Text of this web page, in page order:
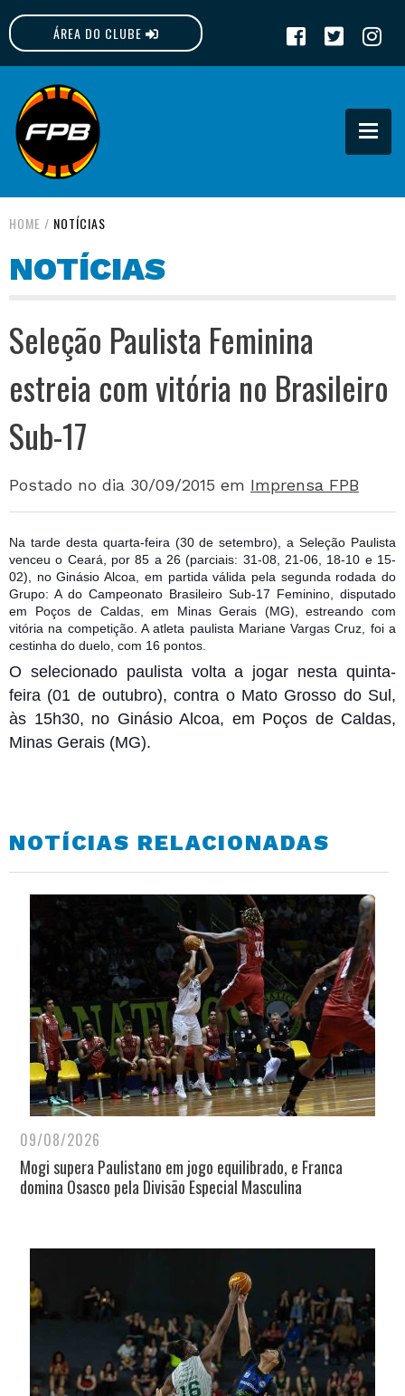
ÁREA DO CLUBE
FPB
HOME / NOTÍCIAS
NOTÍCIAS
Seleção Paulista Feminina
estreia com vitória no Brasileiro
Sub-17
Postado no dia 30/09/2015 em Imprensa FPB
Na tarde desta quarta-feira (30 de setembro), a Seleção Paulista
venceu o Ceará, por 85 a 26 (parciais: 31-08, 21-06, 18-10 e 15-
02), no Ginásio Alcoa, em partida válida pela segunda rodada do
Grupo: A do Campeonato Brasileiro Sub-17 Feminino, disputado
em Poços de Caldas, em Minas Gerais (MG), estreando com
vitória na competição. A atleta paulista Mariane Vargas Cruz, foi a
cestinha do duelo, com 16 pontos.
O selecionado paulista volta a jogar nesta quinta-
feira (01 de outubro), contra o Mato Grosso do Sul,
às 15h30, no Ginásio Alcoa, em Poços de Caldas,
Minas Gerais (MG).
NOTÍCIAS RELACIONADAS
09/08/2026
Mogi supera Paulistano em jogo equilibrado, e Franca
domina Osasco pela Divisão Especial Masculina